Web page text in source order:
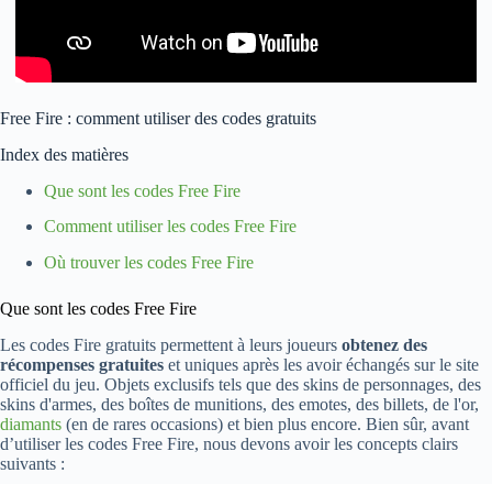
Free Fire : comment utiliser des codes gratuits
Index des matières
Que sont les codes Free Fire
Comment utiliser les codes Free Fire
Où trouver les codes Free Fire
Que sont les codes Free Fire
Les codes Fire gratuits permettent à leurs joueurs obtenez des
récompenses gratuites et uniques après les avoir échangés sur le site
officiel du jeu. Objets exclusifs tels que des skins de personnages, des
skins d'armes, des boîtes de munitions, des emotes, des billets, de l'or,
diamants (en de rares occasions) et bien plus encore. Bien sûr, avant
d’utiliser les codes Free Fire, nous devons avoir les concepts clairs
suivants :